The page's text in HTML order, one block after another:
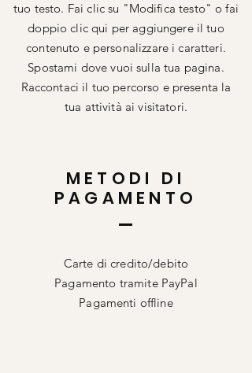
tuo testo. Fai clic su "Modifica testo" o fai
doppio clic qui per aggiungere il tuo
contenuto e personalizzare i caratteri.
Spostami dove vuoi sulla tua pagina.
Raccontaci il tuo percorso e presenta la
tua attività ai visitatori.
METODI DI
PAGAMENTO
Carte di credito/debito
Pagamento tramite PayPal
Pagamenti offline